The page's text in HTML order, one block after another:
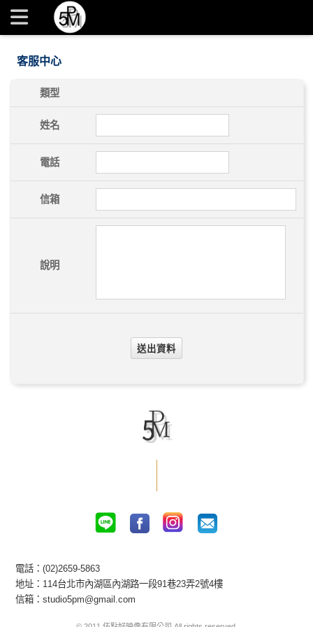
5PM台北內湖商業攝影棚，平面攝影、商業商品攝影、活動紀
錄、空間攝影、攝影棚出租 | 台北內湖 5PM 伍點商業攝影棚
客服中心
類型
姓名
電話
信箱
說明
電話：(02)2659-5863
地址：114台北市內湖區內湖路一段91巷23弄2號4樓
信箱：studio5pm@gmail.com